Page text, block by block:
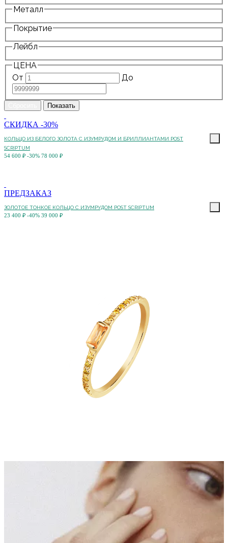
Металл
Покрытие
Лейбл
ЦЕНА
От
До
СКИДКА -30%
КОЛЬЦО ИЗ БЕЛОГО ЗОЛОТА С ИЗУМРУДОМ И БРИЛЛИАНТАМИ POST
SCRIPTUM
54 600 ₽ -30% 78 000 ₽
ПРЕДЗАКАЗ
ЗОЛОТОЕ ТОНКОЕ КОЛЬЦО С ИЗУМРУДОМ POST SCRIPTUM
23 400 ₽ -40% 39 000 ₽